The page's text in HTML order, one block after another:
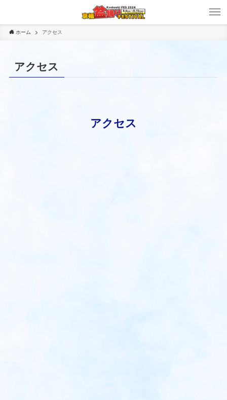
ホーム アクセス
アクセス
アクセス